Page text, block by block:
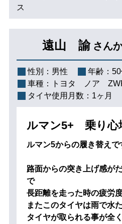
ス
遠山 諭 さん
性別： 男性 年齢：
車種：
トヨタ ノア
タイヤ使用月数： 1ヶ月
ルマン5+ 乗り心
ルマン5からの履き替えで
路面からの突き上げ感が
で
長距離を走った時の疲労
またこのタイヤは雨で水
タイヤが取られる事が全